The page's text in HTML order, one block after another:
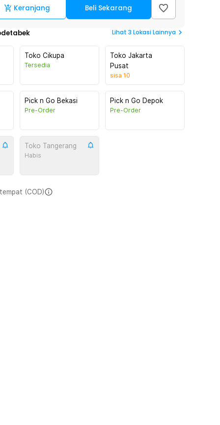
Keranjang Beli Sekarang
Lihat 3 Lokasi Lainnya
Toko Cikupa
Tersedia
Toko Jakarta
Pusat
sisa 10
Pick n Go Bekasi
Pre-Order
Pick n Go Depok
Pre-Order
Toko Tangerang
Habis
(COD)